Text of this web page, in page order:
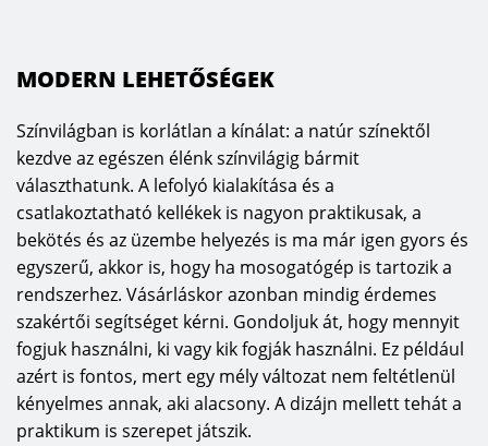
MODERN LEHETŐSÉGEK
Színvilágban is korlátlan a kínálat: a natúr színektől
kezdve az egészen élénk színvilágig bármit
választhatunk. A lefolyó kialakítása és a
csatlakoztatható kellékek is nagyon praktikusak, a
bekötés és az üzembe helyezés is ma már igen gyors és
egyszerű, akkor is, hogy ha mosogatógép is tartozik a
rendszerhez. Vásárláskor azonban mindig érdemes
szakértői segítséget kérni. Gondoljuk át, hogy mennyit
fogjuk használni, ki vagy kik fogják használni. Ez például
azért is fontos, mert egy mély változat nem feltétlenül
kényelmes annak, aki alacsony. A dizájn mellett tehát a
praktikum is szerepet játszik.